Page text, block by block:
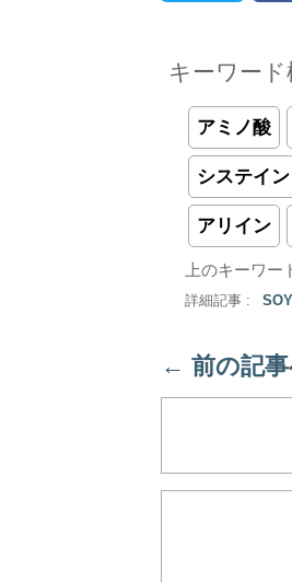
キーワード
アミノ酸
システイン
アリイン
上のキーワー
詳細記事 :
← 前の記